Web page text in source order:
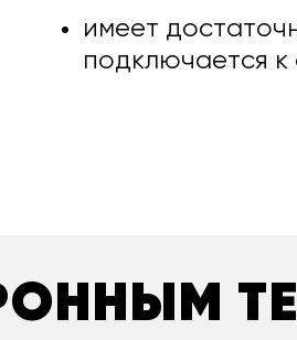
имеет
подключается к